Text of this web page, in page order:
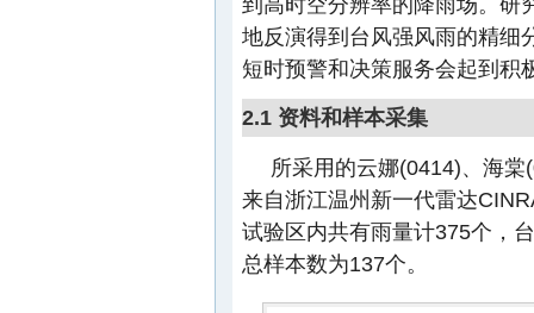
地反演得到台风强风雨的精细
短时预警和决策服务会起到积
2.1 资料和样本采集
所采用的云娜(0414)、海
来自浙江温州新一代雷达
试验区内共有雨量计375个，
总样本数为137个。